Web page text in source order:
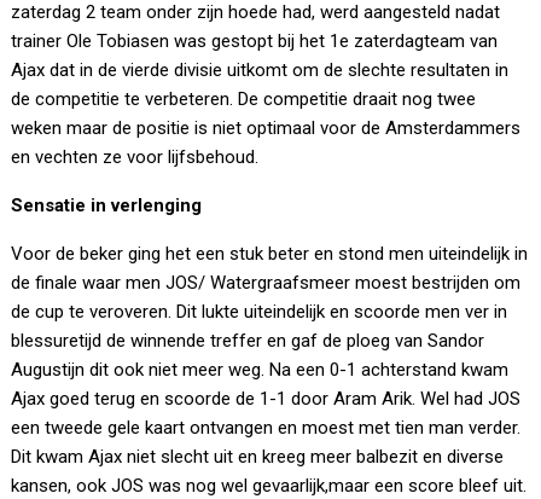
zaterdag 2 team onder zijn hoede had, werd aangesteld nadat
trainer Ole Tobiasen was gestopt bij het 1e zaterdagteam van
Ajax dat in de vierde divisie uitkomt om de slechte resultaten in
de competitie te verbeteren. De competitie draait nog twee
weken maar de positie is niet optimaal voor de Amsterdammers
en vechten ze voor lijfsbehoud.
Sensatie in verlenging
Voor de beker ging het een stuk beter en stond men uiteindelijk in
de finale waar men JOS/ Watergraafsmeer moest bestrijden om
de cup te veroveren. Dit lukte uiteindelijk en scoorde men ver in
blessuretijd de winnende treffer en gaf de ploeg van Sandor
Augustijn dit ook niet meer weg. Na een 0-1 achterstand kwam
Ajax goed terug en scoorde de 1-1 door Aram Arik. Wel had JOS
een tweede gele kaart ontvangen en moest met tien man verder.
Dit kwam Ajax niet slecht uit en kreeg meer balbezit en diverse
kansen, ook JOS was nog wel gevaarlijk,maar een score bleef uit.